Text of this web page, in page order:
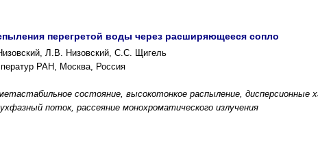
перегретой воды через расширяющееся сопло
Л.В. Низовский, С.С. Щигель
РАН, Москва, Россия
состояние, высокотонкое распыление, дисперсионные
поток, рассеяние монохроматического излучения